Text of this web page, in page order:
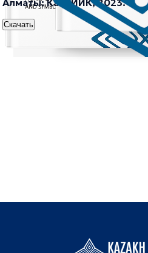
Алматы: КазНИИК, 2023.
Скачать